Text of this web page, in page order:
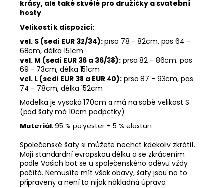
krásy, ale také skvělé pro družičky a svatební
hosty
Velikosti k dispozici:
vel. S (sedí EUR 32/34):prsa 78 - 82cm, pas 64 -
68cm, délka 151cm
vel. M (sedí EUR 36 a 36/38): prsa 82 - 86cm, pas
69 - 73cm, délka 151cm
vel. L (sedí EUR 38 a EUR 40): prsa 87 - 93cm, pas
74 - 78cm, délka 152cm
Modelka je vysoká 170cm a má na sobě velikost S
(pod šaty má 10cm podpatky)
Materiál: 95 % polyester + 5 % elastan
Společenské šaty si můžete nechat kdekoliv zkrátit.
Mají standardní evropskou délku a se zkrácením
podle Vašich bot se u společenského oděvu vždy
počítá. Nemusíte mít však obavy, šaty jsou na to
připraveny a není to nijak nákladná úprava.